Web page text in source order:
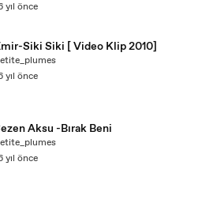
yıl önce
Siki Siki [ Video Klip 2010]
yıl önce
Aksu -Bırak Beni
yıl önce